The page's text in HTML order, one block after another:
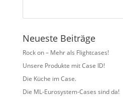
Neueste Beiträge
Rock on – Mehr als Flightcases!
Unsere Produkte mit Case ID!
Die Küche im Case.
Die ML-Eurosystem-Cases sind da!